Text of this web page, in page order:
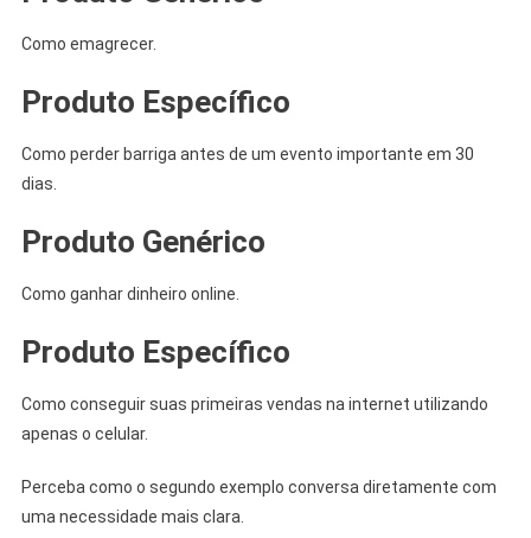
Como emagrecer.
Produto Específico
Como perder barriga antes de um evento importante em 30
dias.
Produto Genérico
Como ganhar dinheiro online.
Produto Específico
Como conseguir suas primeiras vendas na internet utilizando
apenas o celular.
Perceba como o segundo exemplo conversa diretamente com
uma necessidade mais clara.